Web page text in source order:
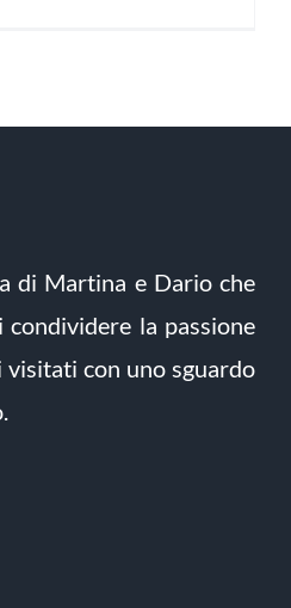
di Martina e Dario che
condividere la passione
visitati con uno sguardo